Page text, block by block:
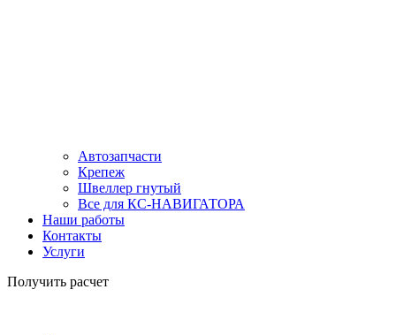
Автозапчасти
Крепеж
Швеллер гнутый
Все для КС-НАВИГАТОРА
Наши работы
Контакты
Услуги
Получить расчет